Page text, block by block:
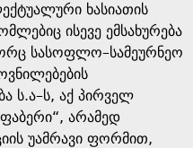
ხასიათის
ისევე ემსახურება
სასოფლო–სამეურნეო
ს.ა–ს, აქ პირველ
არამედ
უამრავი ფორმით,